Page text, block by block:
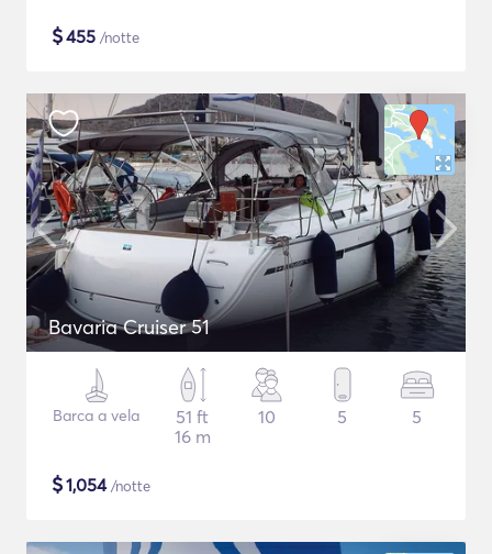
$455 /notte
Bavaria Cruiser 51
Barca a vela
51 ft
16 m
10 5 5
$1,054/notte